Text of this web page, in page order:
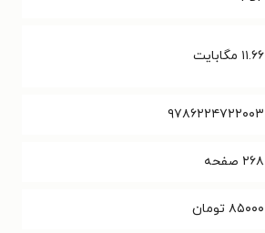
۱۱.۶۶ مگابایت
۹۷۸۶۲۲۴۷۲۲۰۰۳
۲۶۸ صفحه
۸۵۰۰۰ تومان